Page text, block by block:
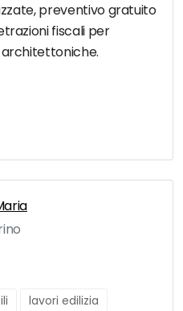
preventivo gratuito
fiscali per
lavori edilizia